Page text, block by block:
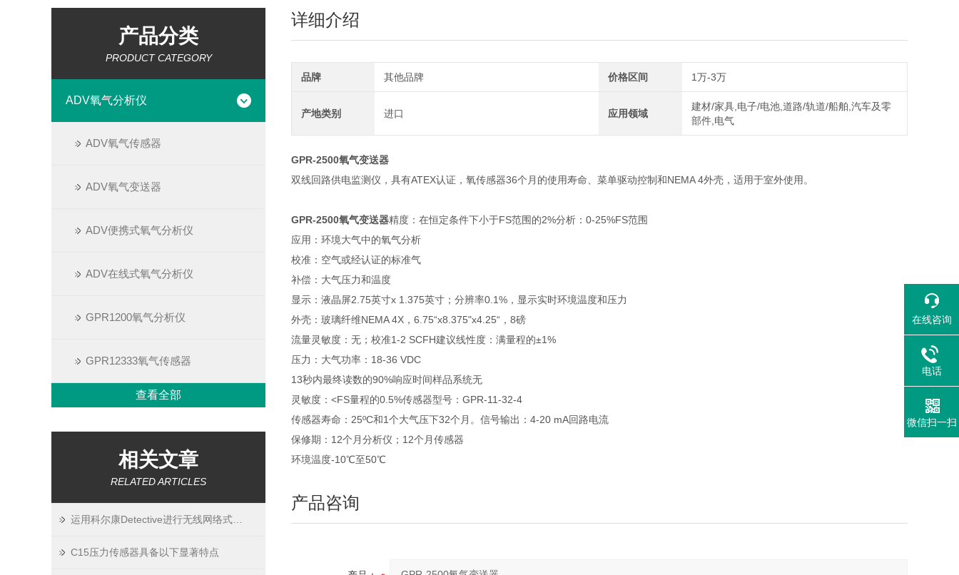
产品分类
PRODUCT CATEGORY
ADV氧气分析仪
ADV氧气传感器
ADV氧气变送器
ADV便携式氧气分析仪
ADV在线式氧气分析仪
GPR1200氧气分析仪
GPR12333氧气传感器
查看全部
相关文章
RELATED ARTICLES
C15压力传感器具备以下显著特点
详细介绍
品牌 其他品牌 价格区间 1万-3万
产地类别 进口 应用领域
建材/家具,电子/电池,道路/轨道/船舶,汽车及零
部件,电气
GPR-2500氧气变送器
双线回路供电监测仪，具有ATEX认证，氧传感器36个月的使用寿命、菜单驱动控制和NEMA 4外壳，适用于室外使用。
GPR-2500氧气变送器精度：在恒定条件下小于FS范围的2%分析：0-25%FS范围
应用：环境大气中的氧气分析
校准：空气或经认证的标准气
补偿：大气压力和温度
显示：液晶屏2.75英寸x 1.375英寸；分辨率0.1%，显示实时环境温度和压力
外壳：玻璃纤维NEMA 4X，6.75“x8.375"x4.25“，8磅
流量灵敏度：无；校准1-2 SCFH建议线性度：满量程的±1%
压力：大气功率：18-36 VDC
13秒内最终读数的90%响应时间样品系统无
灵敏度：<FS量程的0.5%传感器型号：GPR-11-32-4
传感器寿命：25ºC和1个大气压下32个月。信号输出：4-20 mA回路电流
保修期：12个月分析仪；12个月传感器
环境温度-10℃至50℃
产品咨询
在线咨询
电话
微信扫一扫